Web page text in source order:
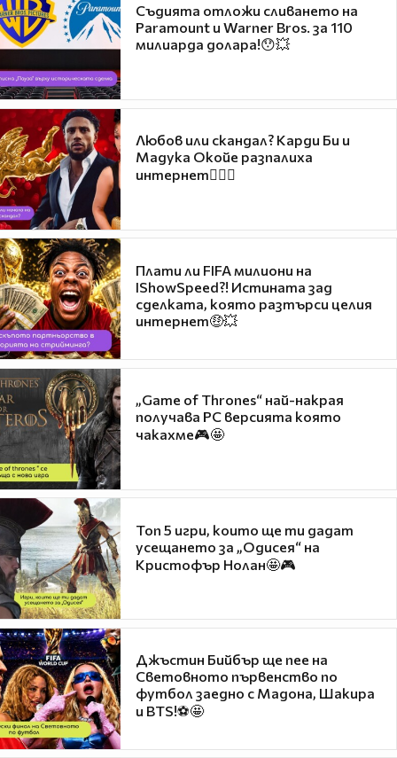
Съдията отложи сливането на
Paramount и Warner Bros. за 110
милиарда долара!😯💥
Любов или скандал? Карди Би и
Мадука Окойе разпалиха
интернет❤️‍🔥🔥
Плати ли FIFA милиони на
IShowSpeed?! Истината зад
сделката, която разтърси целия
интернет🤑💥
„Game of Thrones“ най-накрая
получава PC версията която
чакахме🎮🤩
Топ 5 игри, които ще ти дадат
усещането за „Одисея“ на
Кристофър Нолан🤩🎮
Джъстин Бийбър ще пее на
Световното първенство по
футбол заедно с Мадона, Шакира
и BTS!⚽🤩